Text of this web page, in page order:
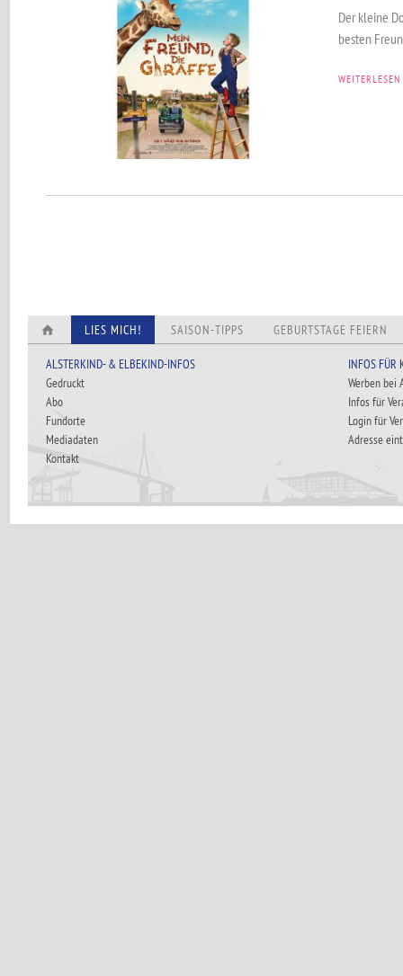
Der kleine
besten
WEITERLESEN
LIES MICH! SAISON-TIPPS GEBURTSTAGE FEIERN
ALSTERKIND- & ELBEKIND-INFOS
Gedruckt
Abo
Fundorte
Mediadaten
Kontakt
INFOS FÜR
Werben bei
Infos für
Login für
Adresse